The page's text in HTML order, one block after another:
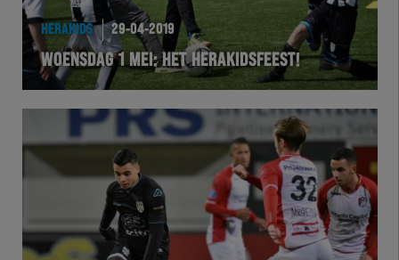
HERAKIDS 29-04-2019
WOENSDAG 1 MEI: HET HERAKIDSFEEST!